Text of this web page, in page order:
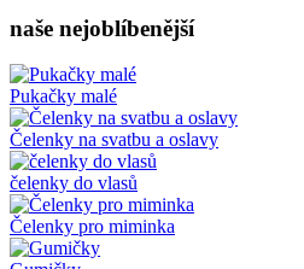
Možnosti
stránce
produktu
naše nejoblíbenější
Pukačky malé
Čelenky na svatbu a oslavy
čelenky do vlasů
Čelenky pro miminka